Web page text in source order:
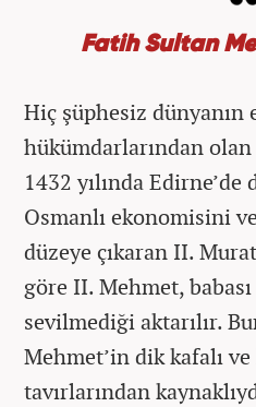
Fatih Sultan
Hiç şüphesiz dünyanın
hükümdarlarından
1432 yılında Edirne’de
Osmanlı ekonomisini
düzeye çıkaran II.
göre II. Mehmet,
sevilmediği aktarılır.
Mehmet’in dik kafalı
tavırlarından